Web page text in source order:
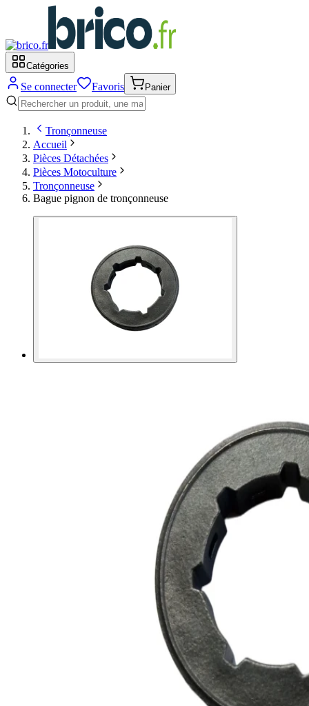
Catégories
Se connecter Favoris Panier
Tronçonneuse
Accueil
Pièces Détachées
Pièces Motoculture
Tronçonneuse
Bague pignon de tronçonneuse